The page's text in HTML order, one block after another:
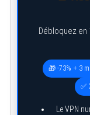
Débloquez
🎁 -73% + 3
✅
Le VPN